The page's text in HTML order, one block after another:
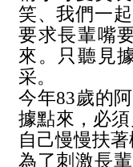
笑、我們一
要求長輩嘴
來。只聽見
采。
今年83歲的
據點來，必
自己慢慢扶
為了刺激長